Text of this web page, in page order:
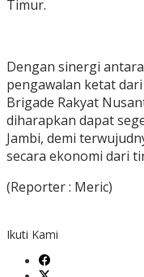
Timur.
Dengan sinergi
pengawalan ketat
Brigade Rakyat
diharapkan dapat
Jambi, demi
secara ekonomi dari
(Reporter : Meric)
Ikuti Kami